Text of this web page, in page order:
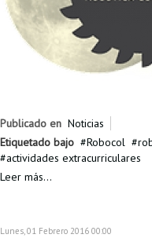
Publicado en Noticias
Etiquetado bajo
Robocol
actividades extracurriculares
Leer más...
Lunes, 01 Febrero 2016 00:00
Grado